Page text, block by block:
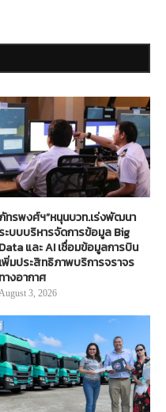
ภัทรพงศ์ฯ”หนุนบวท.เร่งพัฒนา
ระบบบริหารจัดการข้อมูล Big
Data และ AI เชื่อมข้อมูลการบิน
เพิ่มประสิทธิภาพบริการจราจร
ทางอากาศ
3, 2026